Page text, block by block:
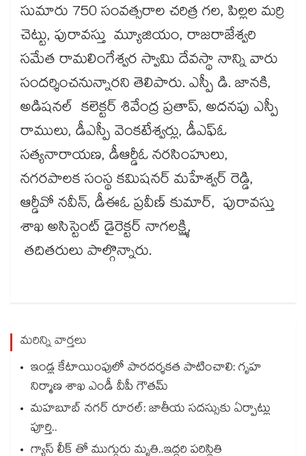
సుమారు 750 సంవత్సరాల చరిత్ర గల, పిల్లల మర్రి
చెట్టు, పురావస్తు మ్యూజియం, రాజరాజేశ్వరి
సమేత రామలింగేశ్వర స్వామి దేవస్థా నాన్ని వారు
సందర్శించనున్నారని తెలిపారు. ఎస్పీ డి. జానకి,
అడిషనల్ కలెక్టర్ శివేంద్ర ప్రతాప్, అదనపు ఎస్పీ
రాములు, డీఎస్పీ వెంకటేశ్వర్లు, డీఎఫ్ఓ
సత్యనారాయణ, డీఆర్డీఓ నరసింహులు,
నగరపాలక సంస్థ కమిషనర్ మహేశ్వర్ రెడ్డి,
ఆర్డీవో నవీన్, డీఈఓ ప్రవీణ్ కుమార్, పురావస్తు
శాఖ అసిస్టెంట్ డైరెక్టర్ నాగలక్ష్మి,
తదితరులు పాల్గొన్నారు.
మరిన్ని వార్తలు
ఇండ్ల కేటాయింపులో పారదర్శకత పాటించాలి: గృహ
నిర్మాణ శాఖ ఎండీ వీపీ గౌతమ్
మహబూబ్ నగర్ రూరల్: జాతీయ సదస్సుకు ఏర్పాట్లు
పూర్తి..
గ్యాస్ లీక్ తో ముగ్గురు మృతి..ఇద్దరి పరిస్థితి